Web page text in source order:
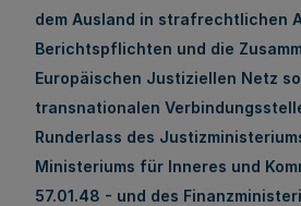
dem Ausland in strafrechtlichen
Berichtspflichten und die
Europäischen Justiziellen Netz
transnationalen
Runderlass des
Ministeriums für Inneres und
57.01.48 - und des